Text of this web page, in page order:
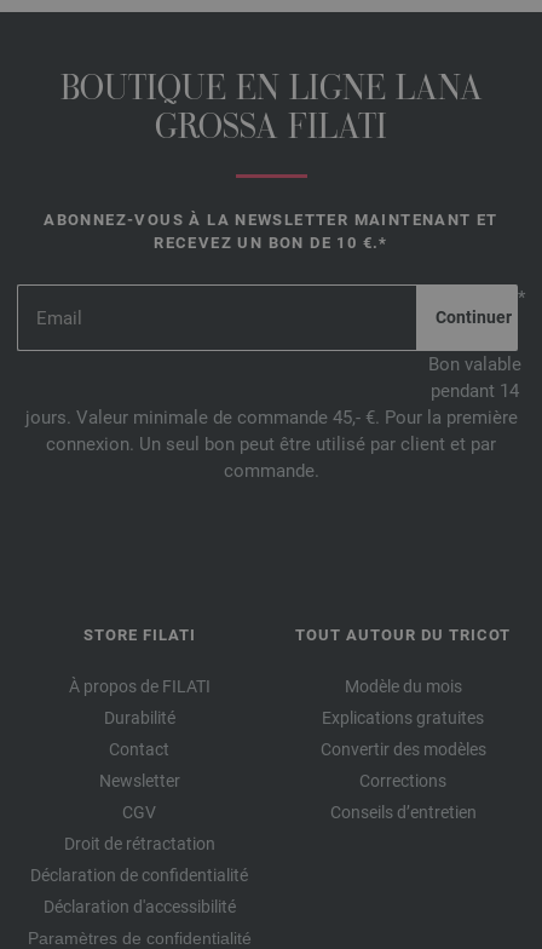
BOUTIQUE EN LIGNE LANA
GROSSA FILATI
ABONNEZ-VOUS À LA NEWSLETTER MAINTENANT ET
RECEVEZ UN BON DE 10 €.*
*
Bon valable
pendant 14
jours. Valeur minimale de commande 45,- €. Pour la première
connexion. Un seul bon peut être utilisé par client et par
commande.
STORE FILATI
À propos de FILATI
Durabilité
Contact
Newsletter
CGV
Droit de rétractation
Déclaration de confidentialité
Déclaration d'accessibilité
Paramètres de confidentialité
TOUT AUTOUR DU TRICOT
Modèle du mois
Explications gratuites
Convertir des modèles
Corrections
Conseils d’entretien